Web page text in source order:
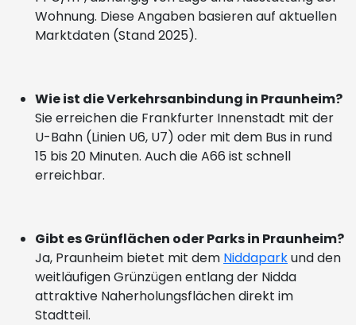
Wohnung. Diese Angaben basieren auf aktuellen
Marktdaten (Stand 2025).
Wie ist die Verkehrsanbindung in Praunheim?
Sie erreichen die Frankfurter Innenstadt mit der
U-Bahn (Linien U6, U7) oder mit dem Bus in rund
15 bis 20 Minuten. Auch die A66 ist schnell
erreichbar.
Gibt es Grünflächen oder Parks in Praunheim?
Ja, Praunheim bietet mit dem Niddaparkund den
weitläufigen Grünzügen entlang der Nidda
attraktive Naherholungsflächen direkt im
Stadtteil.